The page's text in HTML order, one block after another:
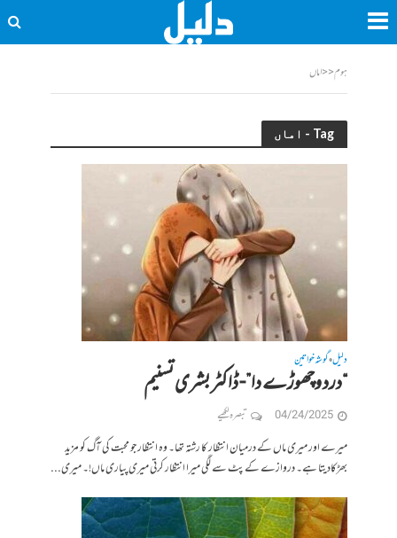
ہوم<<اماں
Tag - اماں
دلیل•گوشہ خواتین
“درد وچھوڑے دا”- ڈاکٹر بشری تسنیم
04/24/2025 تبصرہ لکھیے
میرے اور میری ماں کے درمیان انتظار کا رشتہ تھا۔ وہ انتظار جو محبت کی آگ کو مزید
بھڑکادیتا ہے۔ دروازے کے پٹ سے لگی میرا انتظار کرتی میری پیاری ماں!۔ میری...